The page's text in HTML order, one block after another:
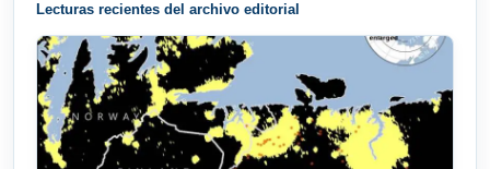
Lecturas recientes del archivo editorial